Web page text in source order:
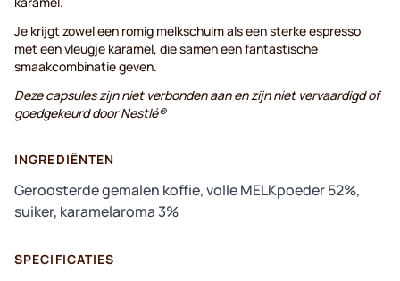
Je krijgt zowel een romig melkschuim als een sterke espresso
met een vleugje karamel, die samen een fantastische
smaakcombinatie geven.
Deze capsules zijn niet verbonden aan en zijn niet vervaardigd of
goedgekeurd door Nestlé®
INGREDIËNTEN
Geroosterde gemalen koffie, volle MELKpoeder 52%,
suiker, karamelaroma 3%
SPECIFICATIES